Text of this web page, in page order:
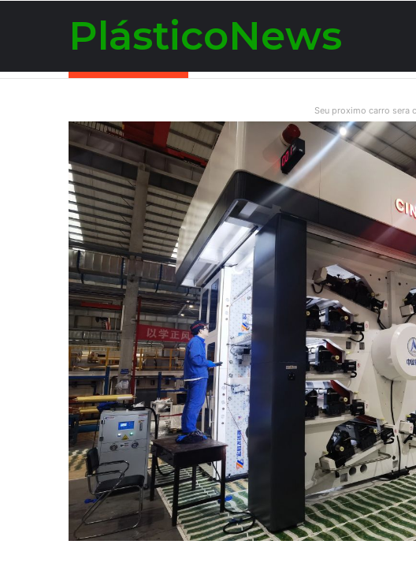
PlásticoNews
Seu proximo carro sera